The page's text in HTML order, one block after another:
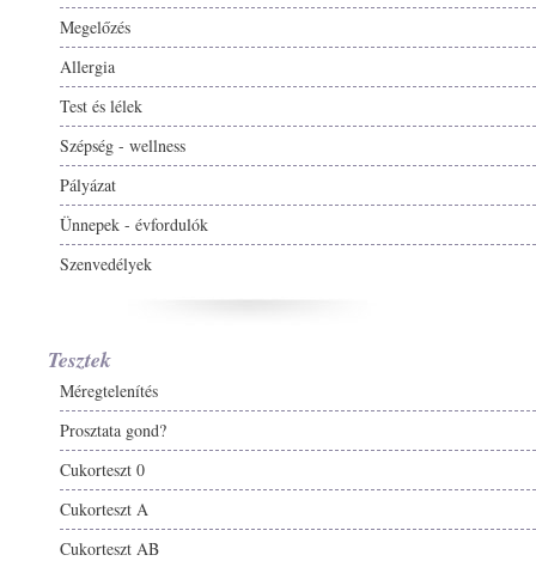
Megelőzés
Allergia
Test és lélek
Szépség - wellness
Pályázat
Ünnepek - évfordulók
Szenvedélyek
Tesztek
Méregtelenítés
Prosztata gond?
Cukorteszt 0
Cukorteszt A
Cukorteszt AB